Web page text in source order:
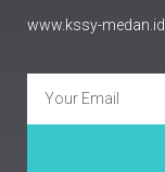
www.kssy-medan.id